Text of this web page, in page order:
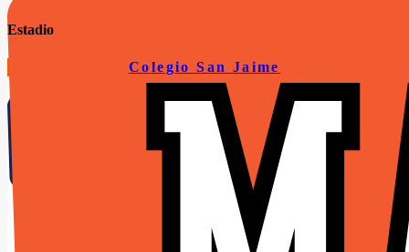
Estadio
Colegio San Jaime